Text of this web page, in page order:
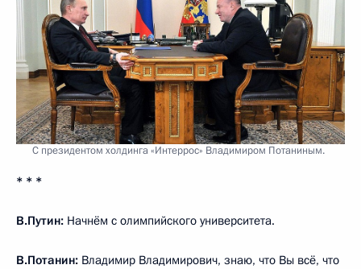
С президентом холдинга «Интеррос» Владимиром Потаниным.
* * *
В.Путин: Начнём с олимпийского университета.
В.Потанин: Владимир Владимирович, знаю, что Вы всё, что